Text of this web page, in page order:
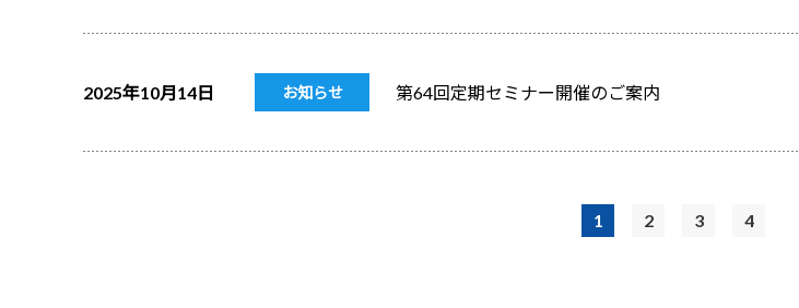
2025年10月14日 お知らせ 第64回定期セミナー開催のご案内
1 2 3 4